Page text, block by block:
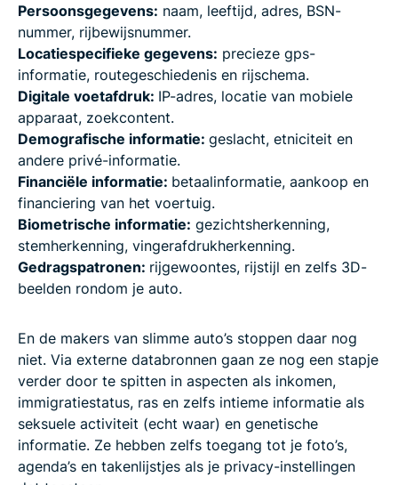
Persoonsgegevens: naam, leeftijd, adres, BSN-
nummer, rijbewijsnummer.
Locatiespecifieke gegevens: precieze gps-
informatie, routegeschiedenis en rijschema.
Digitale voetafdruk: IP-adres, locatie van mobiele
apparaat, zoekcontent.
Demografische informatie: geslacht, etniciteit en
andere privé-informatie.
Financiële informatie: betaalinformatie, aankoop en
financiering van het voertuig.
Biometrische informatie: gezichtsherkenning,
stemherkenning, vingerafdrukherkenning.
Gedragspatronen: rijgewoontes, rijstijl en zelfs 3D-
beelden rondom je auto.
En de makers van slimme auto’s stoppen daar nog
niet. Via externe databronnen gaan ze nog een stapje
verder door te spitten in aspecten als inkomen,
immigratiestatus, ras en zelfs intieme informatie als
seksuele activiteit (echt waar) en genetische
informatie. Ze hebben zelfs toegang tot je foto’s,
agenda’s en takenlijstjes als je privacy-instellingen